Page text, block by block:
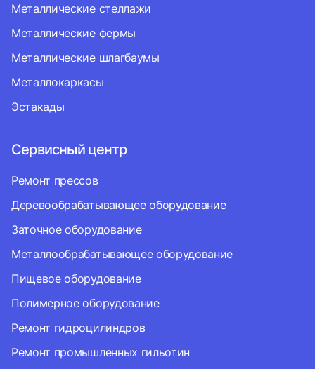
Металлические стеллажи
Металлические фермы
Металлические шлагбаумы
Металлокаркасы
Эстакады
Сервисный центр
Ремонт прессов
Деревообрабатывающее оборудование
Заточное оборудование
Металлообрабатывающее оборудование
Пищевое оборудование
Полимерное оборудование
Ремонт гидроцилиндров
Ремонт промышленных гильотин